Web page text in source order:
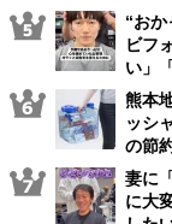
“お
ビフ
い」
熊本
ッシ
の節
妻に
に大